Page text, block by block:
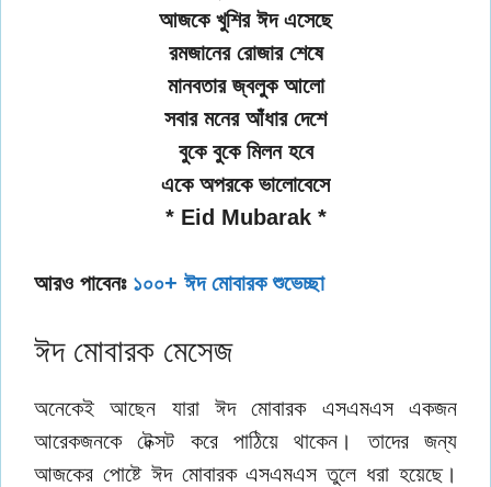
আজকে খুশির ঈদ এসেছে
রমজানের রোজার শেষে
মানবতার জ্বলুক আলো
সবার মনের আঁধার দেশে
বুকে বুকে মিলন হবে
একে অপরকে ভালোবেসে
* Eid Mubarak *
আরও পাবেনঃ ১০০+ ঈদ মোবারক শুভেচ্ছা
ঈদ মোবারক মেসেজ
অনেকেই আছেন যারা ঈদ মোবারক এসএমএস একজন
আরেকজনকে টেক্সট করে পাঠিয়ে থাকেন। তাদের জন্য
আজকের পোষ্টে ঈদ মোবারক এসএমএস তুলে ধরা হয়েছে।